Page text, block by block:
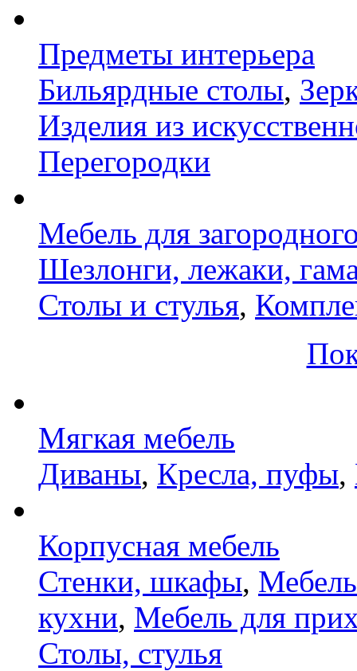
Предметы интерьера
Бильярдные столы,
Изделия из
Перегородки
Мебель для
Шезлонги, лежаки,
Столы и стулья,
Мягкая мебель
Диваны, Кресла, пуфы,
Корпусная мебель
Стенки, шкафы,
кухни, Мебель для
Столы, стулья